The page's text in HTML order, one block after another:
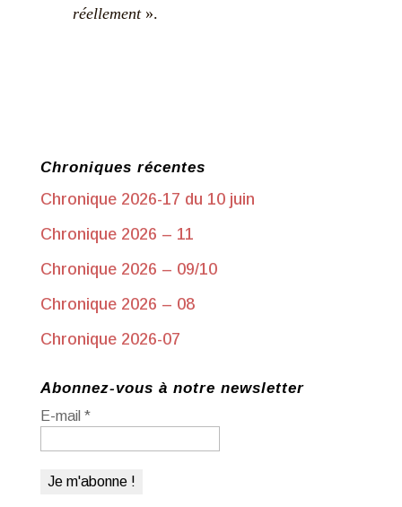
réellement».
Chroniques récentes
Chronique 2026-17 du 10 juin
Chronique 2026 – 11
Chronique 2026 – 09/10
Chronique 2026 – 08
Chronique 2026-07
Abonnez-vous à notre newsletter
E-mail *